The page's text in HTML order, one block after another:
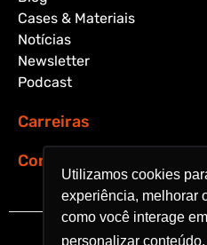
Utilizamos cookies
experiência, melhorar
como você interage
personalizar conteúdo.
Utilizamos cookies
experiência, melhorar
como você interage
personalizar conteúdo.
Cases & Materiais
Notícias
Newsletter
Podcast
Carreiras
Contato